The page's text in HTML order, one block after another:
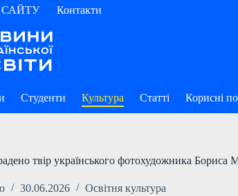
Контакти
Студенти Культура Статті Корисні
твір українського фотохудожника Бориса
30.06.2026 Освітня культура